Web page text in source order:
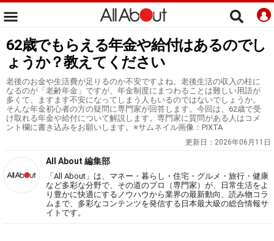
62歳でもらえる年金や給付はあるのでし
ょうか？教えてください
老後のお金や生活費が足りるのか不安ですよね。老後生活の収入の柱に
なるのが「老齢年金」ですが、年金制度にまつわることは難しい用語が
多くて、ますます不安になってしまう人もいるのではないでしょうか。
そんな年金初心者の方の疑問に専門家が回答します。今回は、62歳で受
け取れる年金や給付について解説します。専門家に質問がある人はコメ
ント欄に書き込みをお願いします。※サムネイル画像：PIXTA
更新日： 2026年06月11日
All About 編集部
「All About」は、マネー・暮らし・住宅・グルメ・旅行・健康
など多彩な分野で、その道のプロ（専門家）が、日常生活をよ
り豊かに快適にするノウハウから業界の最新動向、読み物コラ
ムまで、多彩なコンテンツを発信する日本最大級の総合情報サ
イトです。